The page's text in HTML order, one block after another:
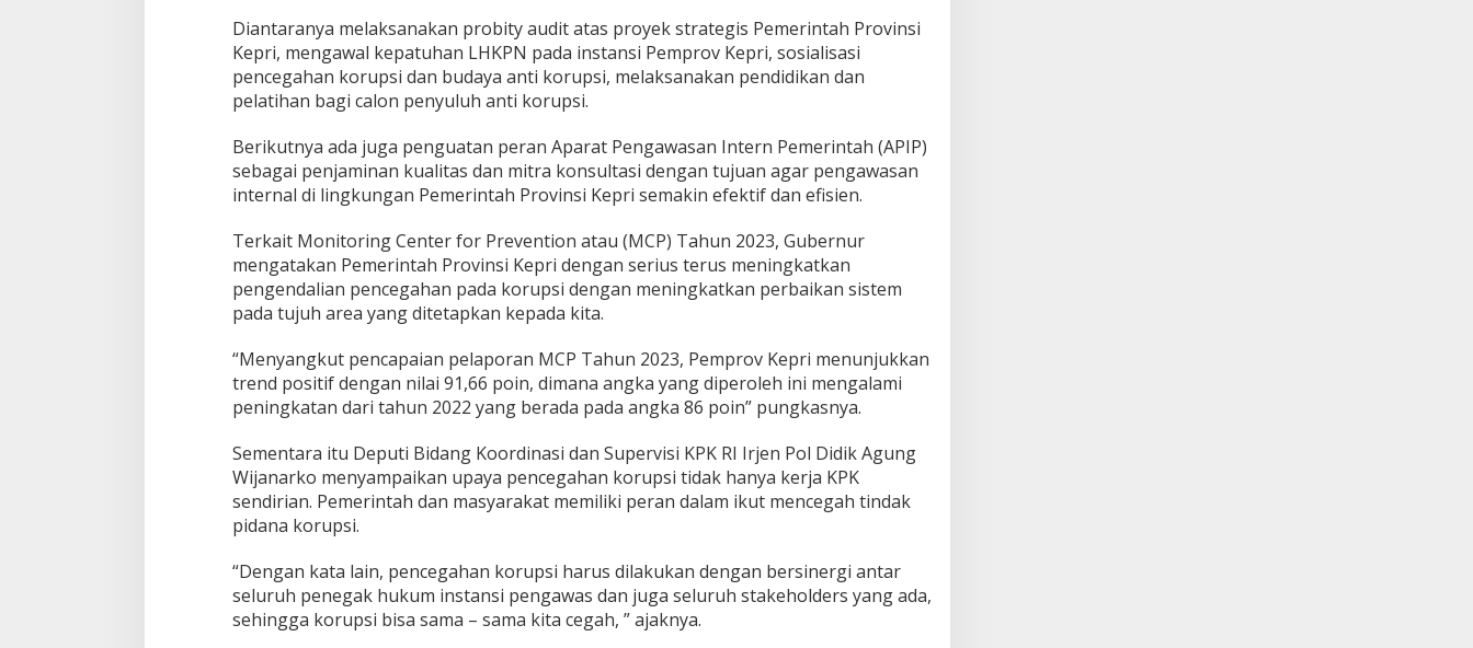
r
S
m
p
i
k
a
n
o
m
i
t
m
n
P
e
b
e
r
a
n
a
s
a
n
Diantaranya melaksanakan probity audit atas proyek strategis Pemerintah Provinsi
Kepri, mengawal kepatuhan LHKPN pada instansi Pemprov Kepri, sosialisasi
pencegahan korupsi dan budaya anti korupsi, melaksanakan pendidikan dan
pelatihan bagi calon penyuluh anti korupsi.
Berikutnya ada juga penguatan peran Aparat Pengawasan Intern Pemerintah (APIP)
sebagai penjaminan kualitas dan mitra konsultasi dengan tujuan agar pengawasan
internal di lingkungan Pemerintah Provinsi Kepri semakin efektif dan efisien.
Terkait Monitoring Center for Prevention atau (MCP) Tahun 2023, Gubernur
mengatakan Pemerintah Provinsi Kepri dengan serius terus meningkatkan
pengendalian pencegahan pada korupsi dengan meningkatkan perbaikan sistem
pada tujuh area yang ditetapkan kepada kita.
“Menyangkut pencapaian pelaporan MCP Tahun 2023, Pemprov Kepri menunjukkan
trend positif dengan nilai 91,66 poin, dimana angka yang diperoleh ini mengalami
peningkatan dari tahun 2022 yang berada pada angka 86 poin” pungkasnya.
Sementara itu Deputi Bidang Koordinasi dan Supervisi KPK RI Irjen Pol Didik Agung
Wijanarko menyampaikan upaya pencegahan korupsi tidak hanya kerja KPK
sendirian. Pemerintah dan masyarakat memiliki peran dalam ikut mencegah tindak
pidana korupsi.
“Dengan kata lain, pencegahan korupsi harus dilakukan dengan bersinergi antar
seluruh penegak hukum instansi pengawas dan juga seluruh stakeholders yang ada,
sehingga korupsi bisa sama – sama kita cegah, ” ajaknya.